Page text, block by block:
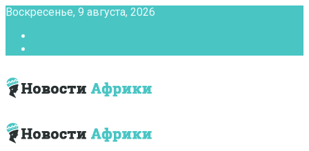
Воскресенье, 9 августа, 2026